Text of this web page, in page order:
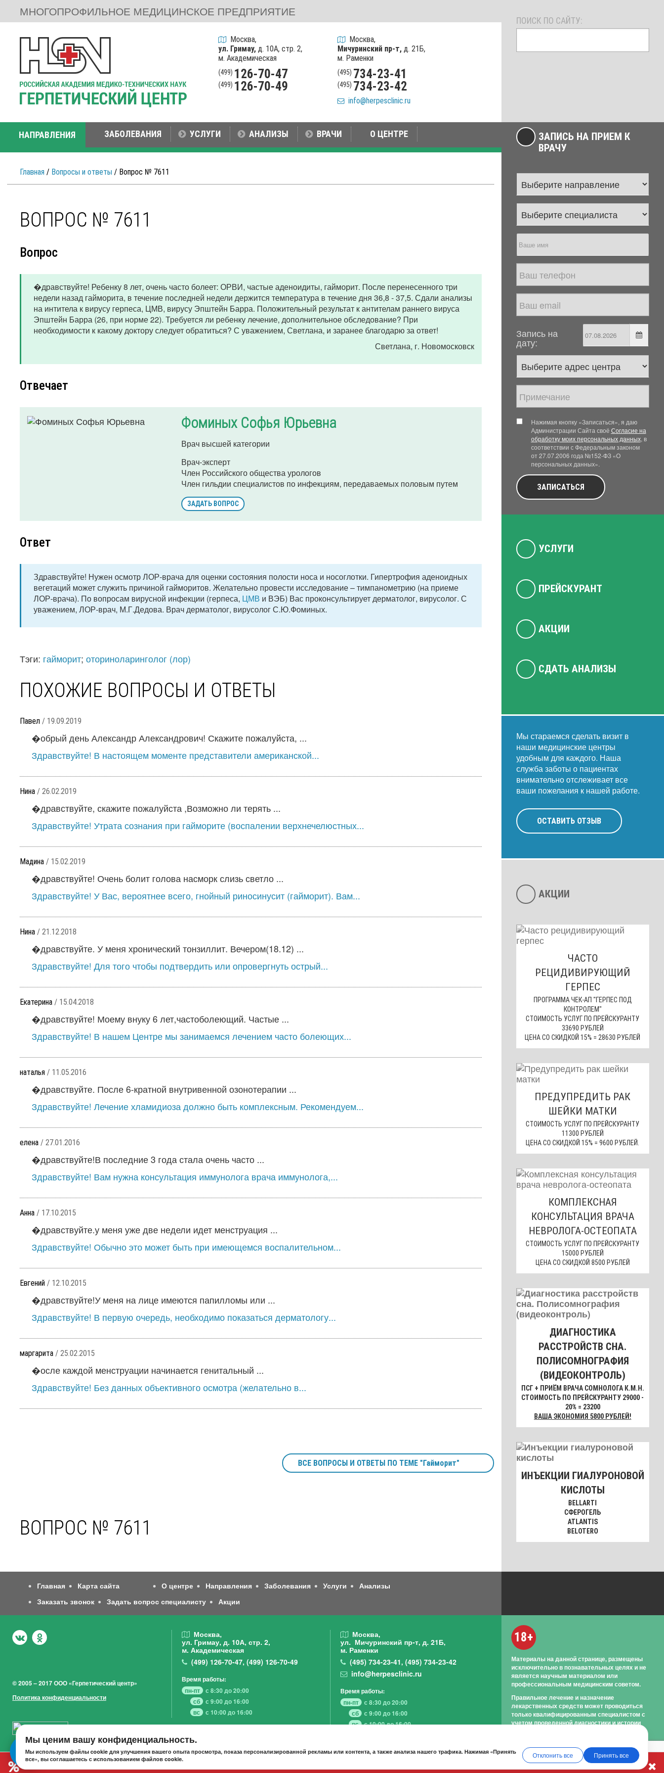
МНОГОПРОФИЛЬНОЕ МЕДИЦИНСКОЕ ПРЕДПРИЯТИЕ
Москва,
ул. Гримау,д. 10А, стр. 2,
м. Академическая
(499) 126-70-47
(499) 126-70-49
Москва,
Мичуринский пр-т, д. 21Б,
м. Раменки
(495) 734-23-41
(495) 734-23-42
info@herpesclinic.ru
ПОИСК ПО САЙТУ:
НАПРАВЛЕНИЯ ЗАБОЛЕВАНИЯ УСЛУГИ АНАЛИЗЫ ВРАЧИ О ЦЕНТРЕ
Главная / Вопросы и ответы / Вопрос № 7611
ВОПРОС № 7611
Вопрос
�дравствуйте! Ребенку 8 лет, очень часто болеет: ОРВИ, частые аденоидиты, гайморит. После перенесенного три
недели назад гайморита, в течение последней недели держится температура в течение дня 36,8 - 37,5. Сдали анализы
на интитела к вирусу герпеса, ЦМВ, вирусу Эпштейн Барра. Положительный результат к антителам раннего вируса
Эпштейн Барра (26, при норме 22). Требуется ли ребенку лечение, дополнительное обследование? При
необходимости к какому доктору следует обратиться? С уважением, Светлана, и заранее благодарю за ответ!
Светлана, г. Новомосковск
Отвечает
Фоминых Софья Юрьевна
Врач высшей категории
Врач-эксперт
Член Российского общества урологов
Член гильдии специалистов по инфекциям, передаваемых половым путем
ЗАДАТЬ ВОПРОС
Ответ
Здравствуйте! Нужен осмотр ЛОР-врача для оценки состояния полости носа и носоглотки. Гипертрофия аденоидных
вегетаций может служить причиной гайморитов. Желательно провести исследование – тимпанометрию (на приеме
ЛОР-врача). По вопросам вирусной инфекции (герпеса, ЦМВ и ВЭБ) Вас проконсультирует дерматолог, вирусолог. С
уважением, ЛОР-врач, М.Г.Дедова. Врач дерматолог, вирусолог С.Ю.Фоминых.
Тэги: гайморит; оториноларинголог (лор)
ПОХОЖИЕ ВОПРОСЫ И ОТВЕТЫ
Павел / 19.09.2019
�обрый день Александр Александрович! Скажите пожалуйста, ...
Здравствуйте! В настоящем моменте представители американской...
Нина / 26.02.2019
�дравствуйте, скажите пожалуйста ,Возможно ли терять ...
Здравствуйте! Утрата сознания при гайморите (воспалении верхнечелюстных...
Мадина / 15.02.2019
�дравствуйте! Очень болит голова насморк слизь светло ...
Здравствуйте! У Вас, вероятнее всего, гнойный риносинусит (гайморит). Вам...
Нина / 21.12.2018
�дравствуйте. У меня хронический тонзиллит. Вечером(18.12) ...
Здравствуйте! Для того чтобы подтвердить или опровергнуть острый...
Екатерина / 15.04.2018
�дравствуйте! Моему внуку 6 лет,частоболеющий. Частые ...
Здравствуйте! В нашем Центре мы занимаемся лечением часто болеющих...
наталья / 11.05.2016
�дравствуйте. После 6-кратной внутривенной озонотерапии ...
Здравствуйте! Лечение хламидиоза должно быть комплексным. Рекомендуем...
елена / 27.01.2016
�дравствуйте!В последние 3 года стала очень часто ...
Здравствуйте! Вам нужна консультация иммунолога врача иммунолога,...
Анна / 17.10.2015
�дравствуйте.у меня уже две недели идет менструация ...
Здравствуйте! Обычно это может быть при имеющемся воспалительном...
Евгений / 12.10.2015
�дравствуйте!У меня на лице имеются папилломы или ...
Здравствуйте! В первую очередь, необходимо показаться дерматологу...
маргарита / 25.02.2015
�осле каждой менструации начинается генитальный ...
Здравствуйте! Без данных объективного осмотра (желательно в...
ВСЕ ВОПРОСЫ И ОТВЕТЫ ПО ТЕМЕ "Гайморит"
ВОПРОС № 7611
ЗАПИСЬ НА ПРИЕМ К
ВРАЧУ
Запись на
дату:
Нажимая кнопку «Записаться», я даю
Администрации Сайта своё Согласие на
обработку моих персональных данных, в
соответствии с Федеральным законом
от 27.07.2006 года №152-ФЗ «О
персональных данных».
ЗАПИСАТЬСЯ
УСЛУГИ
ПРЕЙСКУРАНТ
АКЦИИ
СДАТЬ АНАЛИЗЫ
Мы стараемся сделать визит в
наши медицинские центры
удобным для каждого. Наша
служба заботы о пациентах
внимательно отслеживает все
ваши пожелания к нашей работе.
ОСТАВИТЬ ОТЗЫВ
АКЦИИ
ЧАСТО
РЕЦИДИВИРУЮЩИЙ
ГЕРПЕС
ПРОГРАММА ЧЕК-АП "ГЕРПЕС ПОД
КОНТРОЛЕМ"
СТОИМОСТЬ УСЛУГ ПО ПРЕЙСКУРАНТУ
33690 РУБЛЕЙ
ЦЕНА СО СКИДКОЙ 15% = 28630 РУБЛЕЙ
ПРЕДУПРЕДИТЬ РАК
ШЕЙКИ МАТКИ
СТОИМОСТЬ УСЛУГ ПО ПРЕЙСКУРАНТУ
11300 РУБЛЕЙ
ЦЕНА СО СКИДКОЙ 15% = 9600 РУБЛЕЙ.
КОМПЛЕКСНАЯ
КОНСУЛЬТАЦИЯ ВРАЧА
НЕВРОЛОГА-ОСТЕОПАТА
СТОИМОСТЬ УСЛУГ ПО ПРЕЙСКУРАНТУ
15000 РУБЛЕЙ
ЦЕНА СО СКИДКОЙ 8500 РУБЛЕЙ
ДИАГНОСТИКА
РАССТРОЙСТВ СНА.
ПОЛИСОМНОГРАФИЯ
(ВИДЕОКОНТРОЛЬ)
ПСГ + ПРИЁМ ВРАЧА СОМНОЛОГА К.М.Н.
СТОИМОСТЬ ПО ПРЕЙСКУРАНТУ 29000 -
20% = 23200
ВАША ЭКОНОМИЯ 5800 РУБЛЕЙ!
ИНЪЕКЦИИ ГИАЛУРОНОВОЙ
КИСЛОТЫ
BELLARTI
СФЕРОГЕЛЬ
ATLANTIS
BELOTERO
Главная Карта сайта О центре Направления Заболевания Услуги
Анализы
Заказать звонок
Задать вопрос специалисту Акции
© 2005 – 2017 ООО «Герпетический центр»
Политика конфиденциальности
Москва,
ул. Гримау, д. 10А, стр. 2,
м. Академическая
(499) 126-70-47, (499) 126-70-49
Время работы:
пн-пт
с 8:30 до 20:00
сб
с 9:00 до 16:00
вс
с 10:00 до 16:00
Москва,
ул. Мичуринский пр-т, д. 21Б,
м. Раменки
(495)734-23-41,(495)734-23-42
info@herpesclinic.ru
Время работы:
пн-пт
с 8:30 до 20:00
сб
с 9:00 до 16:00
вс
с 10:00 до 16:00
18+
Материалы на данной странице, размещены
исключительно в познавательных целях и не
является научным материалом или
профессиональным медицинским советом.
Правильное лечение и назначение
лекарственных средств может проводиться
только квалифицированным специалистом с
учетом проведенной диагностики и истории
Мы ценим вашу конфиденциальность.
Мы используем файлы cookie для улучшения вашего опыта просмотра, показа персонализированной рекламы или контента, а также анализа нашего трафика. Нажимая «Принять
все», вы соглашаетесь с использованием файлов cookie.
Отклонить все Принять все